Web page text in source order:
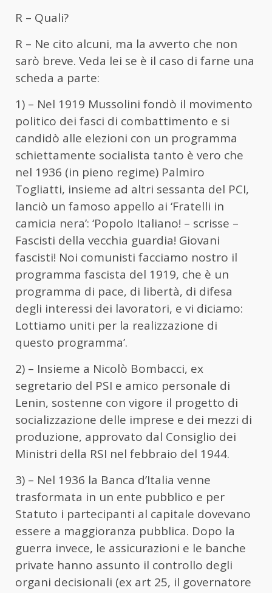
R – Quali?
R – Ne cito alcuni, ma la avverto che non
sarò breve. Veda lei se è il caso di farne una
scheda a parte:
1) – Nel 1919 Mussolini fondò il movimento
politico dei fasci di combattimento e si
candidò alle elezioni con un programma
schiettamente socialista tanto è vero che
nel 1936 (in pieno regime) Palmiro
Togliatti, insieme ad altri sessanta del PCI,
lanciò un famoso appello ai ‘Fratelli in
camicia nera’: ‘Popolo Italiano! – scrisse –
Fascisti della vecchia guardia! Giovani
fascisti! Noi comunisti facciamo nostro il
programma fascista del 1919, che è un
programma di pace, di libertà, di difesa
degli interessi dei lavoratori, e vi diciamo:
Lottiamo uniti per la realizzazione di
questo programma’.
2) – Insieme a Nicolò Bombacci, ex
segretario del PSI e amico personale di
Lenin, sostenne con vigore il progetto di
socializzazione delle imprese e dei mezzi di
produzione, approvato dal Consiglio dei
Ministri della RSI nel febbraio del 1944.
3) – Nel 1936 la Banca d’Italia venne
trasformata in un ente pubblico e per
Statuto i partecipanti al capitale dovevano
essere a maggioranza pubblica. Dopo la
guerra invece, le assicurazioni e le banche
private hanno assunto il controllo degli
organi decisionali (ex art 25, il governatore